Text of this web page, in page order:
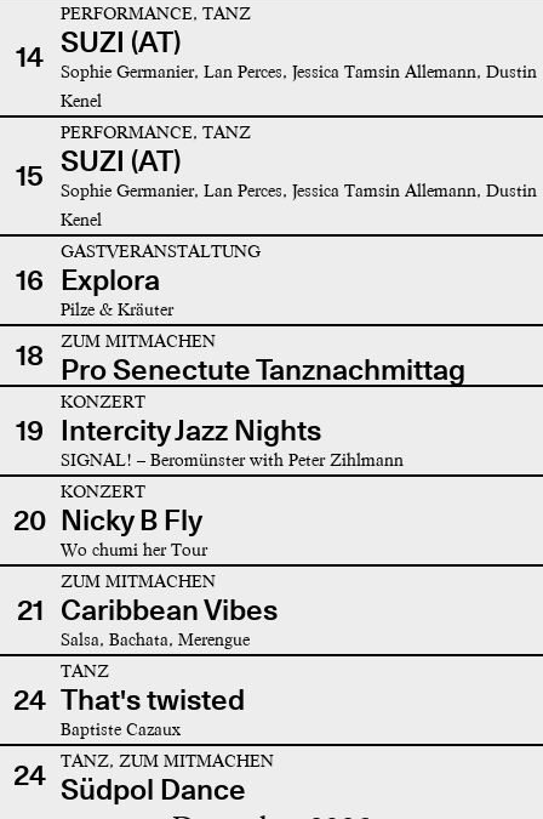
14
PERFORMANCE, TANZ
SUZI (AT)
Sophie Germanier, Lan Perces, Jessica Tamsin Allemann, Dustin
Kenel
15
PERFORMANCE, TANZ
SUZI (AT)
Sophie Germanier, Lan Perces, Jessica Tamsin Allemann, Dustin
Kenel
16
GASTVERANSTALTUNG
Explora
Pilze & Kräuter
18 ZUM MITMACHEN
Pro Senectute Tanznachmittag
19
KONZERT
Intercity Jazz Nights
SIGNAL! – Beromünster with Peter Zihlmann
20
KONZERT
Nicky B Fly
Wo chumi her Tour
21
ZUM MITMACHEN
Caribbean Vibes
Salsa, Bachata, Merengue
24
TANZ
That's twisted
Baptiste Cazaux
24 TANZ, ZUM MITMACHEN
Südpol Dance